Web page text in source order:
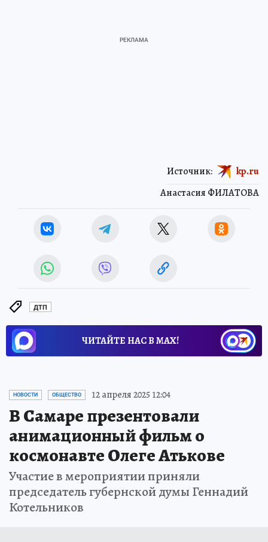
Анастасия ФИЛАТОВА
Источник: kp.ru
ДТП
ЧИТАЙТЕ НАС В МАХ!
НОВОСТИ ОБЩЕСТВО 12 апреля 2025 12:04
В Самаре презентовали
анимационный фильм о
космонавте Олеге Атькове
Участие в мероприятии приняли
председатель губернской думы Геннадий
Котельников